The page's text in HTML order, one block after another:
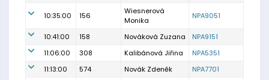
10:35:00 156
Wiesnerová
Monika
NPA9051
10:41:00 158 Nováková Zuzana
NPA9151
11:06:00
308 Kalibánová Jiřina
NPA5351
11:13:00
574 Novák Zdeněk
NPA7701